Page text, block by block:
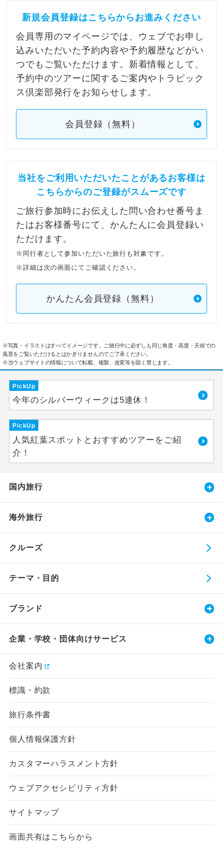
新規会員登録はこちらからお進みください
会員専用のマイページでは、ウェブでお申し
込みいただいた予約内容や予約履歴などがい
つでもご覧いただけます。新着情報として、
予約中のツアーに関するご案内やトラピック
ス倶楽部発行をお知らせします。
会員登録（無料）
当社をご利用いただいたことがあるお客様は
こちらからのご登録がスムーズです
ご旅行参加時にお伝えした問い合わせ番号ま
たはお客様番号にて、かんたんに会員登録い
ただけます。
※同行者として参加いただいた旅行も対象です。
※詳細は次の画面にてご確認ください。
かんたん会員登録（無料）
※写真・イラストはすべてイメージです。ご旅行中に必ずしも同じ角度・高度・天候での
風景をご覧いただけるとはかぎりませんのでご了承ください。
※当ウェブサイトの情報について転載、複製、改変等を固く禁じます。
PickUp
今年のシルバーウィークは5連休！
PickUp
人気紅葉スポットとおすすめツアーをご紹
介！
国内旅行
海外旅行
クルーズ
テーマ・目的
ブランド
企業・学校・団体向けサービス
会社案内
標識・約款
旅行条件書
個人情報保護方針
カスタマーハラスメント方針
ウェブアクセシビリティ方針
サイトマップ
画面共有はこちらから